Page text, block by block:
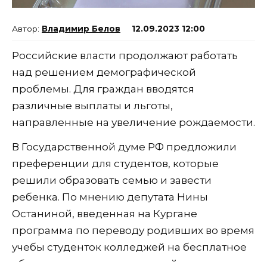
Владимир Белов 12.09.2023 12:00
Российские власти продолжают работать
над решением демографической
проблемы. Для граждан вводятся
различные выплаты и льготы,
направленные на увеличение рождаемости.
В Государственной думе РФ предложили
преференции для студентов, которые
решили образовать семью и завести
ребенка. По мнению депутата Нины
Останиной, введенная на Кургане
программа по переводу родивших во время
учебы студенток колледжей на бесплатное